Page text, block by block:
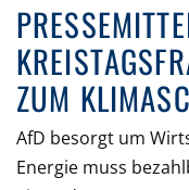
ZUM
AfD besorgt um
Energie muss